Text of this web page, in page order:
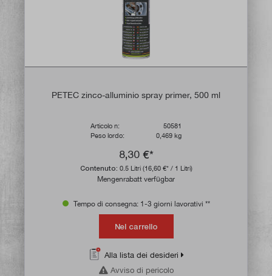
PETEC zinco-alluminio spray primer, 500 ml
Articolo n:
50581
Peso lordo:
0,469 kg
8,30 €*
Contenuto: 0.5 Litri (16,60 €* / 1 Litri)
Mengenrabatt verfügbar
Tempo di consegna: 1-3 giorni lavorativi **
Nel carrello
Alla lista dei desideri
Avviso di pericolo